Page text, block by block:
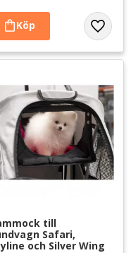
Lägg
till
Safari,
och Silver Wing